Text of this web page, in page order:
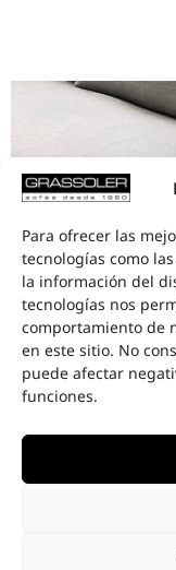
Para ofrecer las
tecnologías como
la información del
tecnologías nos
comportamiento de
en este sitio. No
puede afectar
funciones.